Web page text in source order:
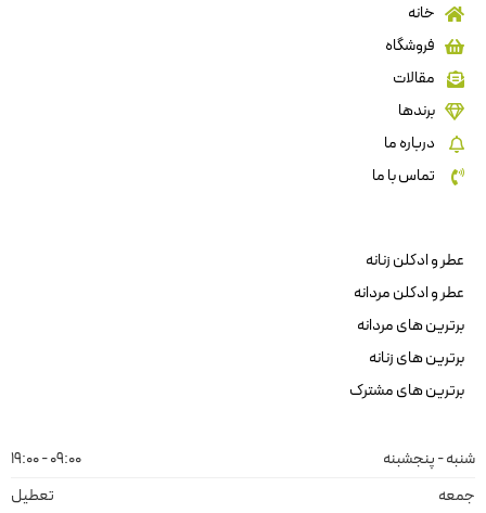
خانه
فروشگاه
مقالات
برندها
درباره ما
تماس با ما
عطر و ادکلن زنانه
عطر و ادکلن مردانه
برترین های مردانه
برترین های زنانه
برترین های مشترک
شنبه - پنجشبنه
09:00 - 19:00
جمعه
تعطیل